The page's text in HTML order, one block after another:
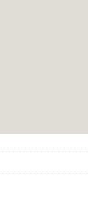
à contre-courant